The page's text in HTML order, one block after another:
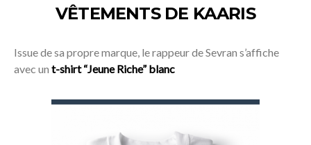
VÊTEMENTS DE KAARIS
Issue de sa propre marque, le rappeur de Sevran s’affiche
avec un t-shirt “Jeune Riche” blanc